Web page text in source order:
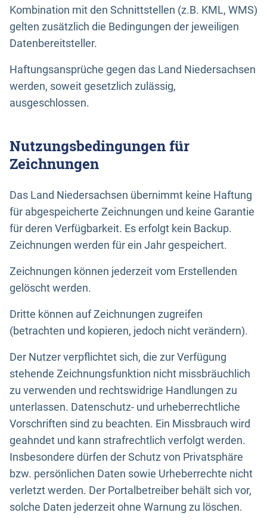
Kombination mit den Schnittstellen (z.B. KML, WMS)
gelten zusätzlich die Bedingungen der jeweiligen
Datenbereitsteller.
Haftungsansprüche gegen das Land Niedersachsen
werden, soweit gesetzlich zulässig,
ausgeschlossen.
Nutzungsbedingungen für
Zeichnungen
Das Land Niedersachsen übernimmt keine Haftung
für abgespeicherte Zeichnungen und keine Garantie
für deren Verfügbarkeit. Es erfolgt kein Backup.
Zeichnungen werden für ein Jahr gespeichert.
Zeichnungen können jederzeit vom Erstellenden
gelöscht werden.
Dritte können auf Zeichnungen zugreifen
(betrachten und kopieren, jedoch nicht verändern).
Der Nutzer verpflichtet sich, die zur Verfügung
stehende Zeichnungsfunktion nicht missbräuchlich
zu verwenden und rechtswidrige Handlungen zu
unterlassen. Datenschutz- und urheberrechtliche
Vorschriften sind zu beachten. Ein Missbrauch wird
geahndet und kann strafrechtlich verfolgt werden.
Insbesondere dürfen der Schutz von Privatsphäre
bzw. persönlichen Daten sowie Urheberrechte nicht
verletzt werden. Der Portalbetreiber behält sich vor,
solche Daten jederzeit ohne Warnung zu löschen.